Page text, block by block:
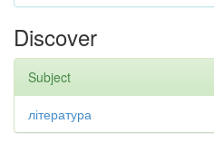
Discover
Subject
література